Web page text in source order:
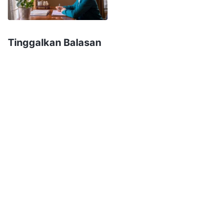
Tuhan. Ketika panggilan tugas datang mungkin
laksanakan sebelumnya, jadi kita harus
Tinggalkan Balasan